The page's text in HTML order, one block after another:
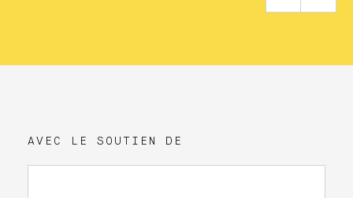
AVEC LE SOUTIEN DE